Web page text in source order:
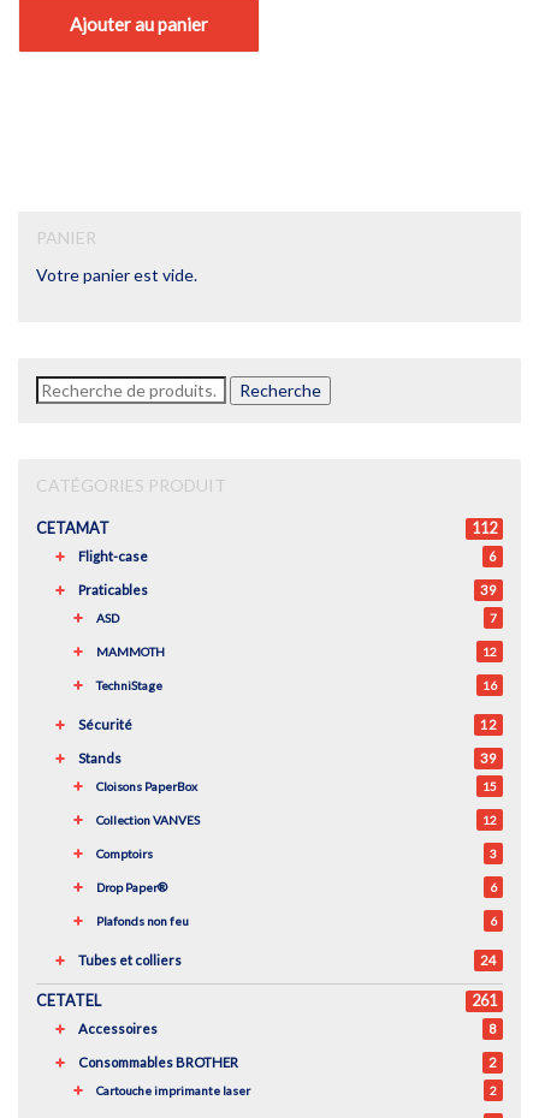
était :
1790,00€.1521,50€.
Ajouter au panier
PANIER
Votre panier est vide.
Recherche
pour :
Recherche
CATÉGORIES PRODUIT
CETAMAT 112
Flight-case 6
Praticables 39
ASD 7
MAMMOTH 12
TechniStage 16
Sécurité 12
Stands 39
Cloisons PaperBox 15
Collection VANVES 12
Comptoirs 3
Drop Paper® 6
Plafonds non feu 6
Tubes et colliers 24
CETATEL 261
Accessoires 8
Consommables BROTHER 2
Cartouche imprimante laser 2